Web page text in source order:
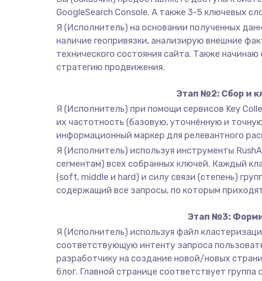
GoogleSearch Console. А также 3-5 ключевых
Я (Исполнитель) на основании полученных
наличие геопривязки, анализирую внешние
технического состояния сайта. Также
стратегию продвижения.
Этап №2: Сбор и
Я (Исполнитель) при помощи сервисов Key
их частотность (базовую, уточнённую и
информационный маркер для релевантного
Я (Исполнитель) используя инструменты
сегментам) всех собранных ключей. Каждый
(soft, middle и hard) и силу связи (степень)
содержащий все запросы, по которым
Этап №3:
Я (Исполнитель) используя файл
соответствующую интенту запроса
разработчику на создание новой/новых
блог. Главной странице соответствует